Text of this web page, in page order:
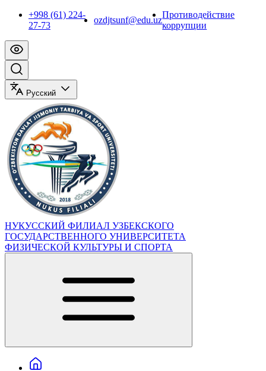
+998 (61) 224-
27-73
ozdjtsunf@edu.uz
Противодействие
коррупции
Русский
НУКУССКИЙ ФИЛИАЛ УЗБЕКСКОГО
ГОСУДАРСТВЕННОГО УНИВЕРСИТЕТА
ФИЗИЧЕСКОЙ КУЛЬТУРЫ И СПОРТА